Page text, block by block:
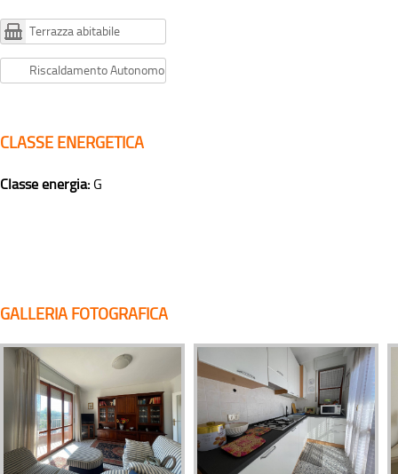
Terrazza abitabile
Riscaldamento Autonomo
CLASSE ENERGETICA
Classe energia: G
GALLERIA FOTOGRAFICA